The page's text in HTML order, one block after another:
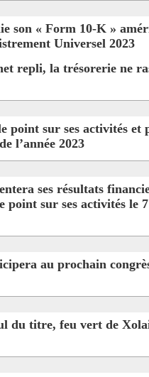
son « Form 10-K »
Universel 2023
repli, la trésorerie ne
point sur ses activités et
l’année 2023
ses résultats
point sur ses activités le
au prochain
du titre, feu vert de